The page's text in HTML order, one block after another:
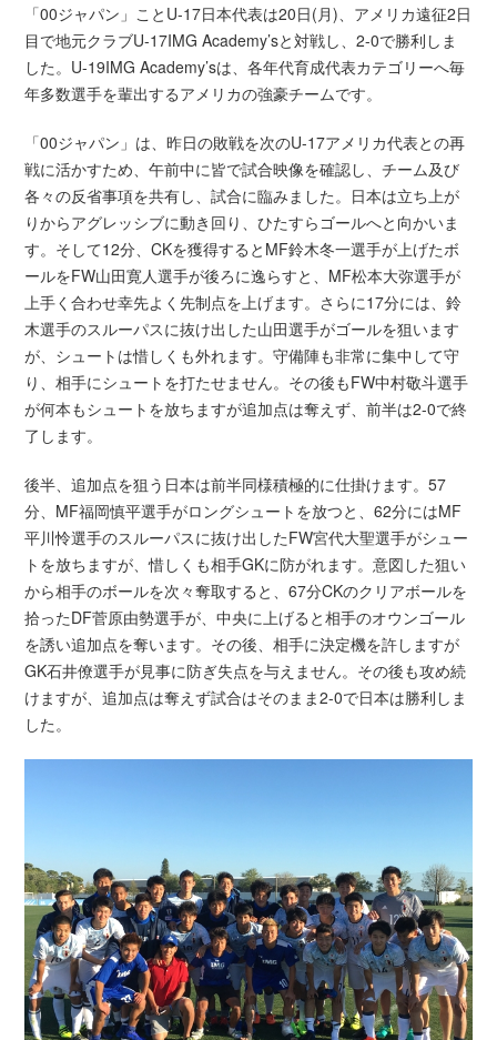
「00ジャパン」ことU-17日本代表は20日(月)、アメリカ遠征2日
目で地元クラブU-17IMG Academy’sと対戦し、2-0で勝利しま
した。U-19IMG Academy’sは、各年代育成代表カテゴリーへ毎
年多数選手を輩出するアメリカの強豪チームです。
「00ジャパン」は、昨日の敗戦を次のU-17アメリカ代表との再
戦に活かすため、午前中に皆で試合映像を確認し、チーム及び
各々の反省事項を共有し、試合に臨みました。日本は立ち上が
りからアグレッシブに動き回り、ひたすらゴールへと向かいま
す。そして12分、CKを獲得するとMF鈴木冬一選手が上げたボ
ールをFW山田寛人選手が後ろに逸らすと、MF松本大弥選手が
上手く合わせ幸先よく先制点を上げます。さらに17分には、鈴
木選手のスルーパスに抜け出した山田選手がゴールを狙います
が、シュートは惜しくも外れます。守備陣も非常に集中して守
り、相手にシュートを打たせません。その後もFW中村敬斗選手
が何本もシュートを放ちますが追加点は奪えず、前半は2-0で終
了します。
後半、追加点を狙う日本は前半同様積極的に仕掛けます。57
分、MF福岡慎平選手がロングシュートを放つと、62分にはMF
平川怜選手のスルーパスに抜け出したFW宮代大聖選手がシュー
トを放ちますが、惜しくも相手GKに防がれます。意図した狙い
から相手のボールを次々奪取すると、67分CKのクリアボールを
拾ったDF菅原由勢選手が、中央に上げると相手のオウンゴール
を誘い追加点を奪います。その後、相手に決定機を許しますが
GK石井僚選手が見事に防ぎ失点を与えません。その後も攻め続
けますが、追加点は奪えず試合はそのまま2-0で日本は勝利しま
した。